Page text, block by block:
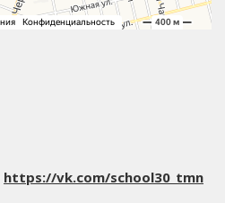
https://vk.com/school30_tmn